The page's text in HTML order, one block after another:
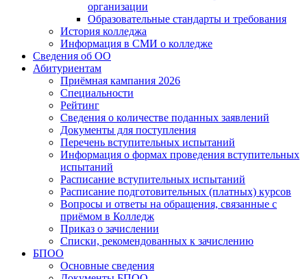
организации
Образовательные стандарты и требования
История колледжа
Информация в СМИ о колледже
Сведения об ОО
Абитуриентам
Приёмная кампания 2026
Специальности
Рейтинг
Сведения о количестве поданных заявлений
Документы для поступления
Перечень вступительных испытаний
Информация о формах проведения вступительных
испытаний
Расписание вступительных испытаний
Расписание подготовительных (платных) курсов
Вопросы и ответы на обращения, связанные с
приёмом в Колледж
Приказ о зачислении
Списки, рекомендованных к зачислению
БПОО
Основные сведения